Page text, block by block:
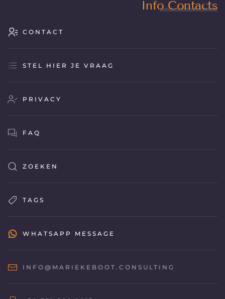
Info Contacts
CONTACT
STEL HIER JE VRAAG
PRIVACY
FAQ
ZOEKEN
TAGS
WHATSAPP MESSAGE
INFO@MARIEKEBOOT.CONSULTING